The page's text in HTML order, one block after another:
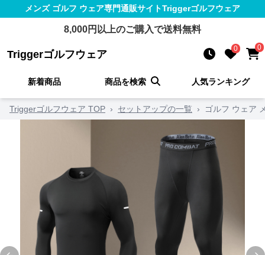
メンズ ゴルフ ウェア専門通販サイトTriggerゴルフウェア
8,000円以上のご購入で送料無料
Triggerゴルフウェア 0 0
新着商品 商品を検索 人気ランキング
Triggerゴルフウェア TOP › セットアップの一覧 › ゴルフ ウェア